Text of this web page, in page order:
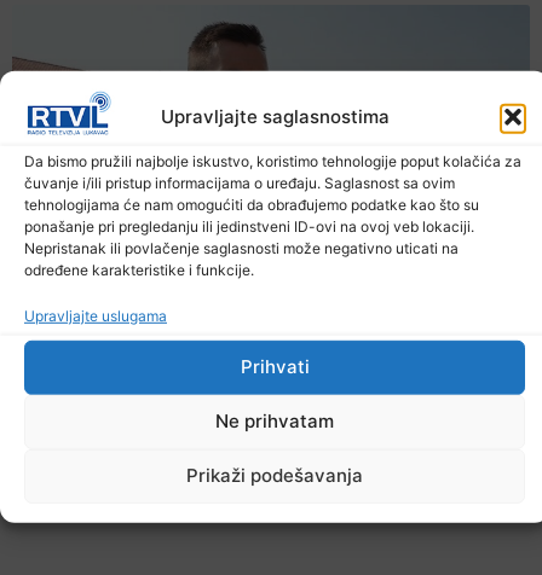
Upravljajte saglasnostima
Da bismo pružili najbolje iskustvo, koristimo tehnologije poput kolačića za
čuvanje i/ili pristup informacijama o uređaju. Saglasnost sa ovim
tehnologijama će nam omogućiti da obrađujemo podatke kao što su
ponašanje pri pregledanju ili jedinstveni ID-ovi na ovoj veb lokaciji.
Nepristanak ili povlačenje saglasnosti može negativno uticati na
određene karakteristike i funkcije.
Upravljajte uslugama
Prihvati
Ne prihvatam
Prikaži podešavanja